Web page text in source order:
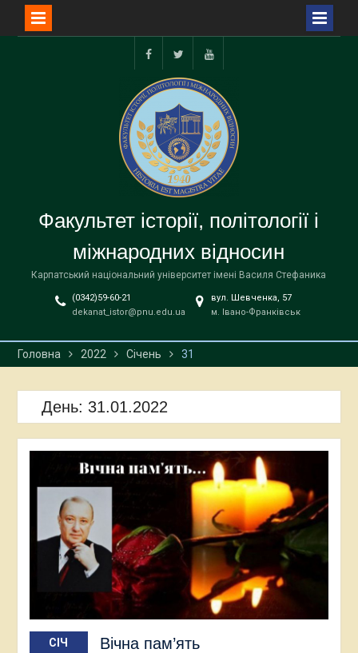
facebooktwitter youtube
Факультет історії, політології і
міжнародних відносин
Карпатський національний університет імені Василя Стефаника
(0342)59-60-21
dekanat_istor@pnu.edu.ua
вул. Шевченка, 57
м. Івано-Франківськ
Головна 2022 Січень 31
День: 31.01.2022
СІЧ Вічна пам’ять